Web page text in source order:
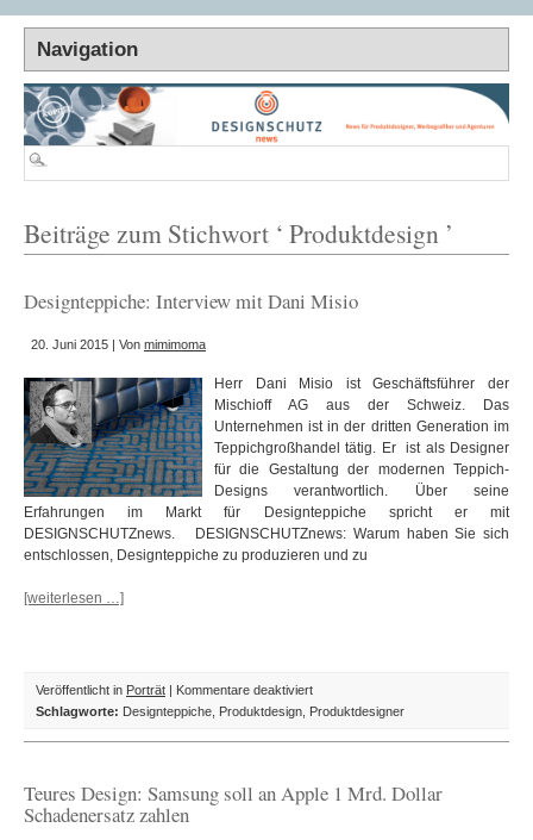
Beiträge zum Stichwort ‘ Produktdesign ’
Designteppiche: Interview mit Dani Misio
20. Juni 2015 | Von mimimoma
Herr Dani Misio ist Geschäftsführer der
Mischioff AG aus der Schweiz. Das
Unternehmen ist in der dritten Generation im
Teppichgroßhandel tätig. Er ist als Designer
für die Gestaltung der modernen Teppich-
Designs verantwortlich. Über seine
Erfahrungen im Markt für Designteppiche spricht er mit
DESIGNSCHUTZnews. DESIGNSCHUTZnews: Warum haben Sie sich
entschlossen, Designteppiche zu produzieren und zu
[weiterlesen …]
Veröffentlicht in Porträt | Kommentare deaktiviertfür
Designteppiche:
Misio
Schlagworte: Designteppiche Produktdesign Produktdesigner
Teures Design: Samsung soll an Apple 1 Mrd. Dollar
Schadenersatz zahlen